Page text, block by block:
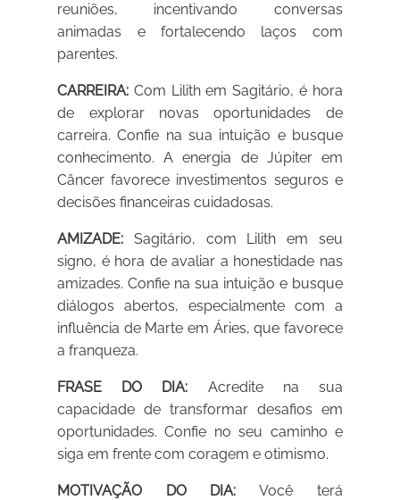
reuniões, incentivando conversas
animadas e fortalecendo laços com
parentes.
CARREIRA: Com Lilith em Sagitário, é hora
de explorar novas oportunidades de
carreira. Confie na sua intuição e busque
conhecimento. A energia de Júpiter em
Câncer favorece investimentos seguros e
decisões financeiras cuidadosas.
AMIZADE: Sagitário, com Lilith em seu
signo, é hora de avaliar a honestidade nas
amizades. Confie na sua intuição e busque
diálogos abertos, especialmente com a
influência de Marte em Áries, que favorece
a franqueza.
FRASE DO DIA: Acredite na sua
capacidade de transformar desafios em
oportunidades. Confie no seu caminho e
siga em frente com coragem e otimismo.
MOTIVAÇÃO DO DIA: Você terá